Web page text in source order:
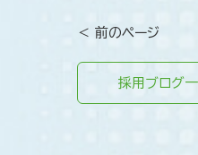
＜ 前のページ
採用ブログ